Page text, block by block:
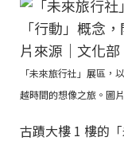
「未來旅行社」展區，
越時間的想像之旅。圖
古蹟大樓 1 樓的